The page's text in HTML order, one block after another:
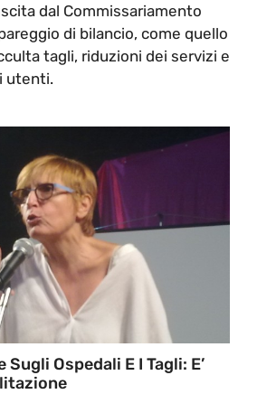
dal Commissariamento
di bilancio, come quello
tagli, riduzioni dei servizi e
utenti.
Ospedali E I Tagli: E’